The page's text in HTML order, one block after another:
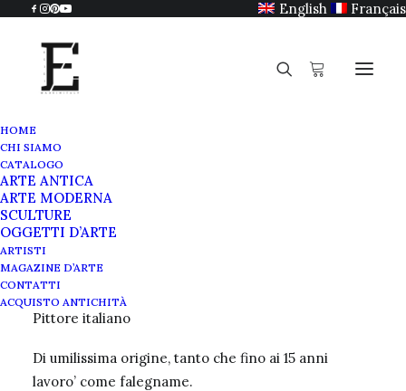
English Français
HOME
CHI SIAMO
CATALOGO
ARTE ANTICA
ARTE MODERNA
SCULTURE
OGGETTI D’ARTE
ARTISTI
MAGAZINE D’ARTE
CONTATTI
ACQUISTO ANTICHITÀ
RUGGERO PANERAI
Pittore italiano
Di umilissima origine, tanto che fino ai 15 anni
lavoro’ come falegname.